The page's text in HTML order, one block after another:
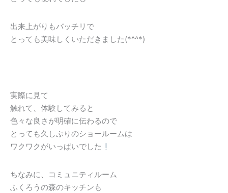
出来上がりもバッチリで
とっても美味しくいただきました(*^^*)
実際に見て
触れて、体験してみると
色々な良さが明確に伝わるので
とっても久しぶりのショールームは
ワクワクがいっぱいでした
ちなみに、コミュニティルーム
ふくろうの森のキッチンも